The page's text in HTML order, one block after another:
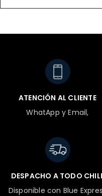
ATENCIÓN AL CLIENTE
WhatApp y Email,
DESPACHO A TODO
Disponible con Blue